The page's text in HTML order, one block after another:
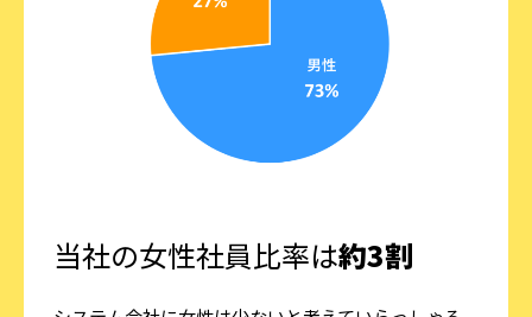
当社の女性社員比率は約3割